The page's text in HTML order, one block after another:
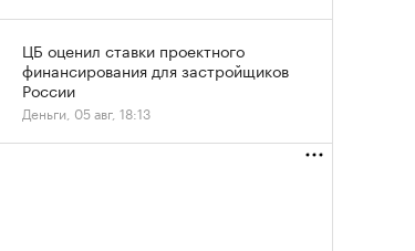
ЦБ оценил ставки проектного
финансирования для застройщиков
России
Деньги, 05 авг, 18:13